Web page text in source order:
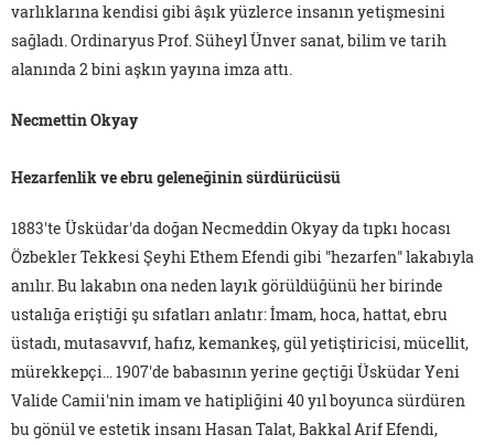
varlıklarına kendisi gibi âşık yüzlerce insanın yetişmesini
sağladı. Ordinaryus Prof. Süheyl Ünver sanat, bilim ve tarih
alanında 2 bini aşkın yayına imza attı.
Necmettin Okyay
Hezarfenlik ve ebru geleneğinin sürdürücüsü
1883'te Üsküdar'da doğan Necmeddin Okyay da tıpkı hocası
Özbekler Tekkesi Şeyhi Ethem Efendi gibi "hezarfen" lakabıyla
anılır. Bu lakabın ona neden layık görüldüğünü her birinde
ustalığa eriştiği şu sıfatları anlatır: İmam, hoca, hattat, ebru
üstadı, mutasavvıf, hafız, kemankeş, gül yetiştiricisi, mücellit,
mürekkepçi… 1907'de babasının yerine geçtiği Üsküdar Yeni
Valide Camii'nin imam ve hatipliğini 40 yıl boyunca sürdüren
bu gönül ve estetik insanı Hasan Talat, Bakkal Arif Efendi,